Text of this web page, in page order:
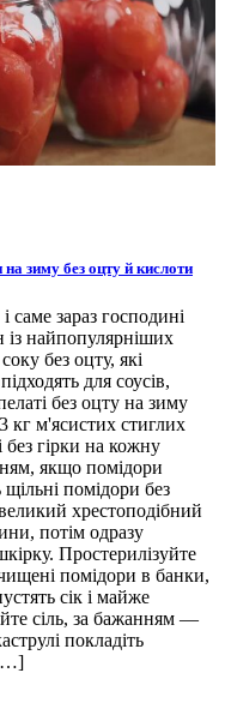
зиму без оцту й кислоти
саме зараз господині
найпопулярніших
без оцту, які
для соусів,
без оцту на зиму
кг м'ясистих стиглих
гірки на кожну
якщо помідори
помідори без
хрестоподібний
потім одразу
Простерилізуйте
помідори в банки,
сік і майже
сіль, за бажанням —
покладіть
[…]